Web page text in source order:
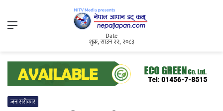
Menu
Date
शुक्र, साउन २२, २०८३
जन सरोकार